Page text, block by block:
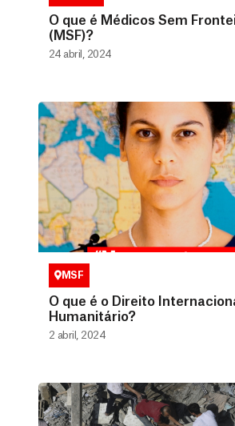
O que é Médicos Sem
(MSF)?
24 abril, 2024
MSF
O que é o Direito
Humanitário?
2 abril, 2024